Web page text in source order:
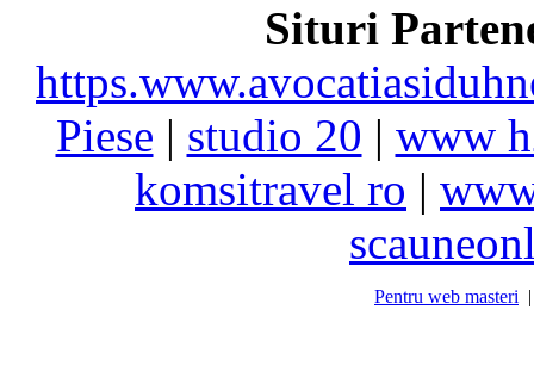
Situri
Piese | studio 20 | www
komsitravel ro |
Pentru web masteri